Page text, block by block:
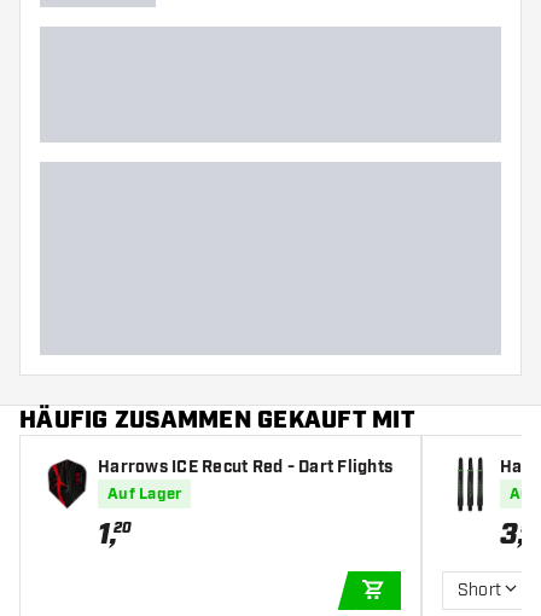
HÄUFIG ZUSAMMEN GEKAUFT MIT
Harrows ICE Recut Red - Dart Flights
Auf Lager
1,20
IN DEN
art
Auf
3,95
Short